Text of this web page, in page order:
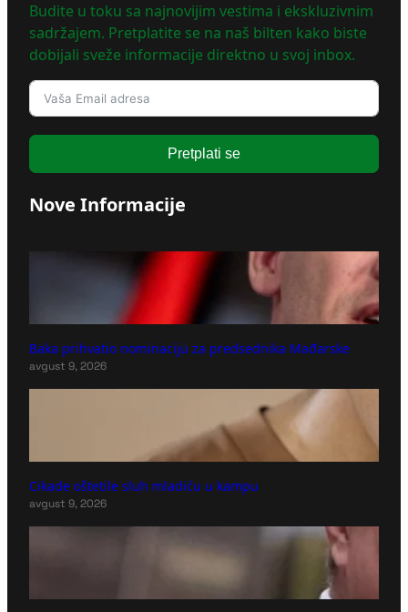
Budite u toku sa najnovijim vestima i ekskluzivnim
sadržajem. Pretplatite se na naš bilten kako biste
dobijali sveže informacije direktno u svoj inbox.
Pretplati se
Nove Informacije
Baka prihvatio nominaciju za predsednika Mađarske
avgust 9, 2026
Cikade oštetile sluh mladiću u kampu
avgust 9, 2026